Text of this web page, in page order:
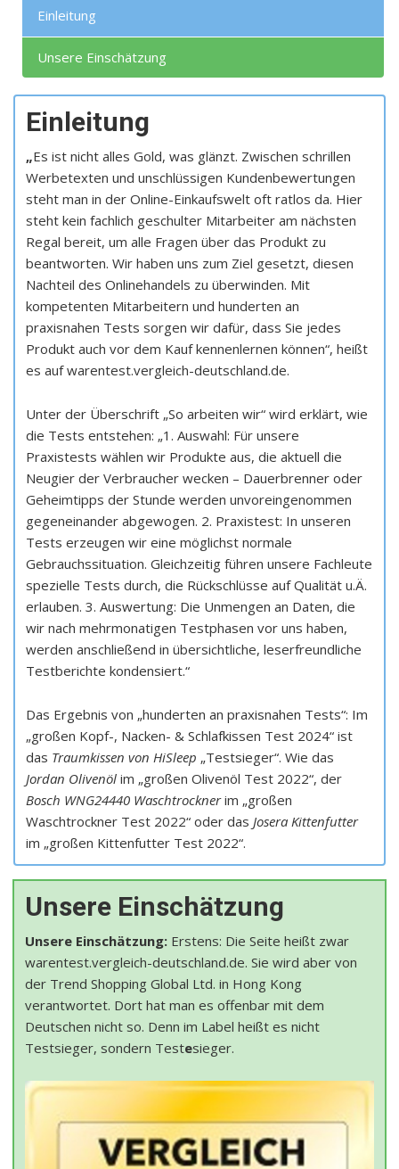
Einleitung
Unsere Einschätzung
Einleitung
„Es ist nicht alles Gold, was glänzt. Zwischen schrillen
Werbetexten und unschlüssigen Kundenbewertungen
steht man in der Online-Einkaufswelt oft ratlos da. Hier
steht kein fachlich geschulter Mitarbeiter am nächsten
Regal bereit, um alle Fragen über das Produkt zu
beantworten. Wir haben uns zum Ziel gesetzt, diesen
Nachteil des Onlinehandels zu überwinden. Mit
kompetenten Mitarbeitern und hunderten an
praxisnahen Tests sorgen wir dafür, dass Sie jedes
Produkt auch vor dem Kauf kennenlernen können“, heißt
es auf warentest.vergleich-deutschland.de.
Unter der Überschrift „So arbeiten wir“ wird erklärt, wie
die Tests entstehen: „1. Auswahl: Für unsere
Praxistests wählen wir Produkte aus, die aktuell die
Neugier der Verbraucher wecken – Dauerbrenner oder
Geheimtipps der Stunde werden unvoreingenommen
gegeneinander abgewogen. 2. Praxistest: In unseren
Tests erzeugen wir eine möglichst normale
Gebrauchssituation. Gleichzeitig führen unsere Fachleute
spezielle Tests durch, die Rückschlüsse auf Qualität u.Ä.
erlauben. 3. Auswertung: Die Unmengen an Daten, die
wir nach mehrmonatigen Testphasen vor uns haben,
werden anschließend in übersichtliche, leserfreundliche
Testberichte kondensiert.“
Das Ergebnis von „hunderten an praxisnahen Tests“: Im
„großen Kopf-, Nacken- & Schlafkissen Test 2024“ ist
das Traumkissen von HiSleep „Testsieger“. Wie das
Jordan Olivenöl im „großen Olivenöl Test 2022“, der
Bosch WNG24440 Waschtrocknerim „großen
Waschtrockner Test 2022“ oder das Josera Kittenfutter
im „großen Kittenfutter Test 2022“.
Unsere Einschätzung
Unsere Einschätzung: Erstens: Die Seite heißt zwar
warentest.vergleich-deutschland.de. Sie wird aber von
der Trend Shopping Global Ltd. in Hong Kong
verantwortet. Dort hat man es offenbar mit dem
Deutschen nicht so. Denn im Label heißt es nicht
Testsieger, sondern Testesieger.